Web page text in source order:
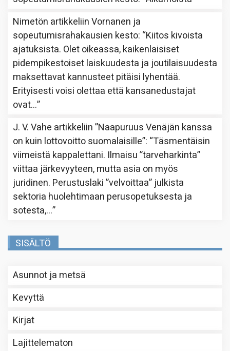
Nimetön artikkeliinVornanen ja
sopeutumisrahakausien kesto: “Kiitos kivoista
ajatuksista. Olet oikeassa, kaikenlaisiset
pidempikestoiset laiskuudesta ja joutilaisuudesta
maksettavat kannusteet pitäisi lyhentää.
Erityisesti voisi olettaa että kansanedustajat
ovat…”
J. V. Vahe artikkeliin”Naapuruus Venäjän kanssa
on kuin lottovoitto suomalaisille”: “Täsmentäisin
viimeistä kappalettani. Ilmaisu ”tarveharkinta”
viittaa järkevyyteen, mutta asia on myös
juridinen. Perustuslaki ”velvoittaa” julkista
sektoria huolehtimaan perusopetuksesta ja
sotesta,…”
SISÄLTÖ
Asunnot ja metsä
Kevyttä
Kirjat
Lajittelematon